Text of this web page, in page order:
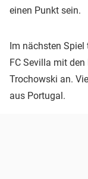
einen Punkt sein.
Im nächsten Spiel
FC Sevilla mit den
Trochowski an.
aus Portugal.